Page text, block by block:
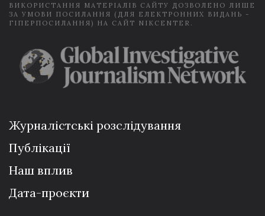
ВИКОРИСТАННЯ МАТЕРІАЛІВ САЙТУ ДОЗВОЛЕНО ЛИШЕ
ЗА УМОВИ ПОСИЛАННЯ (ДЛЯ ЕЛЕКТРОННИХ ВИДАНЬ -
ГІПЕРПОСИЛАННЯ) НА САЙТ NIKCENTER.
Журналістські розслідування
Публікації
Наш вплив
Дата-проєкти